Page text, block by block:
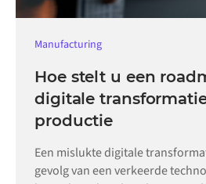
Manufacturing
Hoe stelt u een
digitale
productie
Een mislukte digitale
gevolg van een verkeerde